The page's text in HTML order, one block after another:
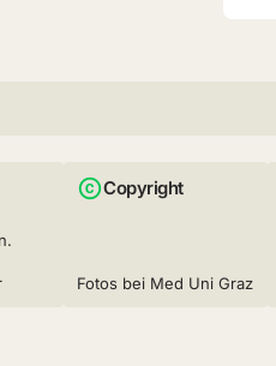
Copyright
Fotos bei Med Uni Graz